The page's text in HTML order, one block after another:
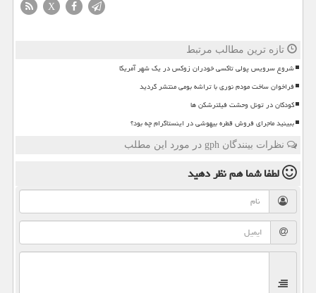
X
تازه ترین مطالب مرتبط
شروع سرویس پولی تاکسی خودران زوکس در یک شهر آمریکا
فراخوان ساخت مودم نوری با تراشه بومی منتشر گردید
کودکان در تونل وحشت فیلترشکن ها
ببینید ماجرای فروش قطره بیهوشی در اینستاگرام چه بود؟
نظرات بینندگان gph در مورد این مطلب
لطفا شما همنظر دهید